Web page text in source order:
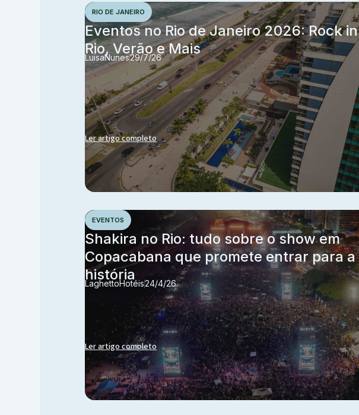
RIO DE JANEIRO
Eventos no Rio de Janeiro 2026: Rock in
Rio, Verão e Mais
LuisaNunes29/7/26
Ler artigo completo
EVENTOS
Shakira no Rio: tudo sobre o show em
Copacabana que promete entrar para a
história
LaghettoHotéis24/4/26
Ler artigo completo